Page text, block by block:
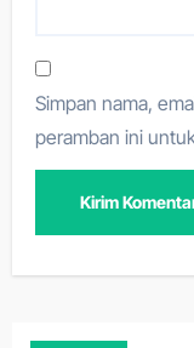
Simpan nama,
peramban ini